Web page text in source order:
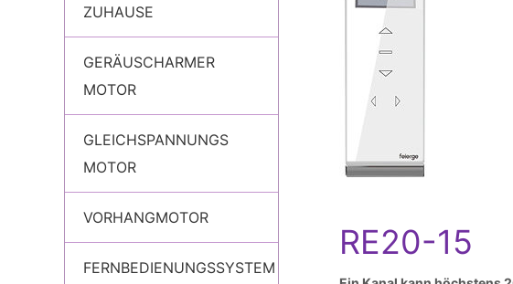
ZUHAUSE
GERÄUSCHARMER
MOTOR
GLEICHSPANNUNGS
MOTOR
VORHANGMOTOR
FERNBEDIENUNGSSYSTEM